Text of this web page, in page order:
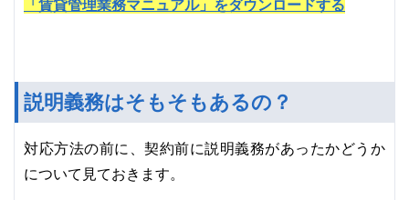
「賃貸管理業務マニュアル」をダウンロードする
説明義務はそもそもあるの？
対応方法の前に、契約前に説明義務があったかどうか
について見ておきます。